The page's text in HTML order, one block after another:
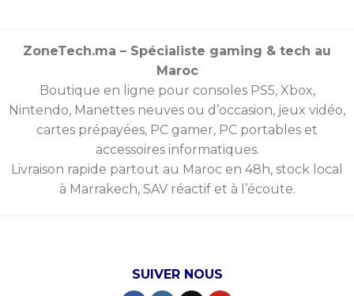
ZoneTech.ma – Spécialiste gaming & tech au
Maroc
Boutique en ligne pour consoles PS5, Xbox,
Nintendo, Manettes neuves ou d’occasion, jeux vidéo,
cartes prépayées, PC gamer, PC portables et
accessoires informatiques.
Livraison rapide partout au Maroc en 48h, stock local
à Marrakech, SAV réactif et à l’écoute.
SUIVER NOUS